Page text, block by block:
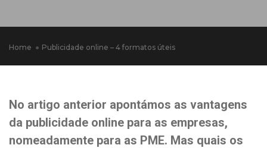
Home Publicidade online – 4 formatos úteis
No artigo anterior apontámos as vantagens
da publicidade online para as empresas,
nomeadamente para as PME. Mas quais os